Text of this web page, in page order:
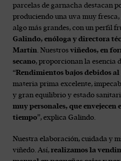
parcelas de garnacha destacan
produciendo una uva muy
algo más grandes, con un perfil
Galindo, enóloga y directora
Martín. Nuestros viñedos, en
secano, proporcionan la esencia
“Rendimientos bajos debidos
materia prima excelente,
y gran equilibrio y estado
muy personales, que envejecen
tiempo”, explica Galindo.
Nuestra elaboración, cuidada y
viñedo. Así, realizamos la